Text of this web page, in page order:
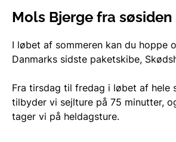
Mols Bjerge fra søsiden
I løbet af sommeren kan du hoppe
Danmarks sidste paketskibe,
Fra tirsdag til fredag i løbet af hele
tilbyder vi sejlture på 75 minutter,
tager vi på heldagsture.